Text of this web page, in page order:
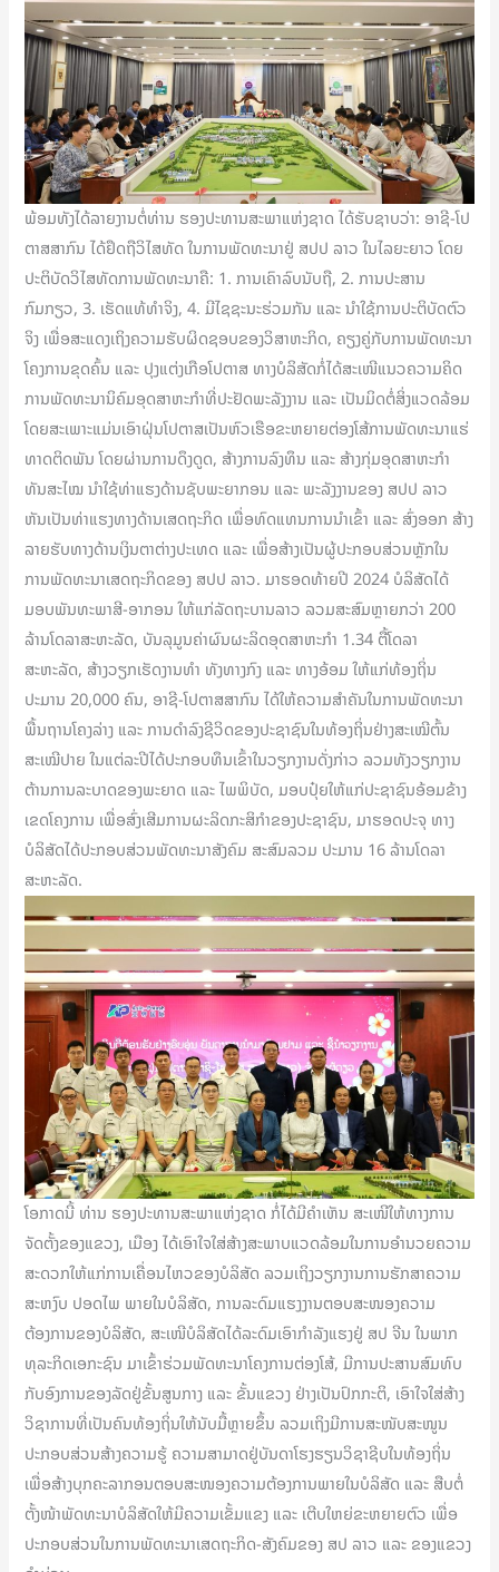
ພ້ອມທັງໄດ້ລາຍງານຕໍ່ທ່ານ ຮອງປະທານສະພາແຫ່ງຊາດ ໄດ້ຮັບຊາບວ່າ: ອາຊີ-ໂປ
ຕາສສາກົນ ໄດ້ຢຶດຖືວິໄສທັດ ໃນການພັດທະນາຢູ່ ສປປ ລາວ ໃນໄລຍະຍາວ ໂດຍ
ປະຕິບັດວິໄສທັດການພັດທະນາຄື: 1. ການເຄົາລົບນັບຖື, 2. ການປະສານ
ກົມກຽວ, 3. ເຮັດແທ້ທຳຈິງ, 4. ມີໄຊຊະນະຮ່ວມກັນ ແລະ ນໍາໃຊ້ການປະຕິບັດຕົວ
ຈິງ ເພື່ອສະແດງເຖິງຄວາມຮັບຜິດຊອບຂອງວິສາຫະກິດ, ຄຽງຄູ່ກັບການພັດທະນາ
ໂຄງການຂຸດຄົ້ນ ແລະ ປຸງແຕ່ງເກືອໂປຕາສ ທາງບໍລິສັດກໍ່ໄດ້ສະເໜີແນວຄວາມຄິດ
ການພັດທະນານິຄົມອຸດສາຫະກຳທີ່ປະຢັດພະລັງງານ ແລະ ເປັນມິດຕໍ່ສິ່ງແວດລ້ອມ
ໂດຍສະເພາະແມ່ນເອົາຝຸ່ນໂປຕາສເປັນຫົວເຮືອຂະຫຍາຍຕ່ອງໂສ້ການພັດທະນາແຮ່
ທາດຕິດພັນ ໂດຍຜ່ານການດຶງດູດ, ສ້າງການລົງທຶນ ແລະ ສ້າງກຸ່ມອຸດສາຫະກຳ
ທັນສະໄໝ ນໍາໃຊ້ທ່າແຮງດ້ານຊັບພະຍາກອນ ແລະ ພະລັງງານຂອງ ສປປ ລາວ
ຫັນເປັນທ່າແຮງທາງດ້ານເສດຖະກິດ ເພື່ອທົດແທນການນໍາເຂົ້າ ແລະ ສົ່ງອອກ ສ້າງ
ລາຍຮັບທາງດ້ານເງິນຕາຕ່າງປະເທດ ແລະ ເພື່ອສ້າງເປັນຜູ້ປະກອບສ່ວນຫຼັກໃນ
ການພັດທະນາເສດຖະກິດຂອງ ສປປ ລາວ. ມາຮອດທ້າຍປີ 2024 ບໍລິສັດໄດ້
ມອບພັນທະພາສີ-ອາກອນ ໃຫ້ແກ່ລັດຖະບານລາວ ລວມສະສົມຫຼາຍກວ່າ 200
ລ້ານໂດລາສະຫະລັດ, ບັນລຸມູນຄ່າຜົນຜະລິດອຸດສາຫະກຳ 1.34 ຕື້ໂດລາ
ສະຫະລັດ, ສ້າງວຽກເຮັດງານທໍາ ທັງທາງກົງ ແລະ ທາງອ້ອມ ໃຫ້ແກ່ທ້ອງຖິ່ນ
ປະມານ 20,000 ຄົນ, ອາຊີ-ໂປຕາສສາກົນ ໄດ້ໃຫ້ຄວາມສໍາຄັນໃນການພັດທະນາ
ພື້ນຖານໂຄງລ່າງ ແລະ ການດຳລົງຊີວິດຂອງປະຊາຊົນໃນທ້ອງຖິ່ນຢ່າງສະເໝີຕົ້ນ
ສະເໝີປາຍ ໃນແຕ່ລະປີໄດ້ປະກອບທຶນເຂົ້າໃນວຽກງານດັ່ງກ່າວ ລວມທັງວຽກງານ
ຕ້ານການລະບາດຂອງພະຍາດ ແລະ ໄພພິບັດ, ມອບປຸ໋ຍໃຫ້ແກ່ປະຊາຊົນອ້ອມຂ້າງ
ເຂດໂຄງການ ເພື່ອສົ່ງເສີມການຜະລິດກະສິກຳຂອງປະຊາຊົນ, ມາຮອດປະຈຸ ທາງ
ບໍລິສັດໄດ້ປະກອບສ່ວນພັດທະນາສັງຄົມ ສະສົມລວມ ປະມານ 16 ລ້ານໂດລາ
ສະຫະລັດ.
ໂອກາດນີ້ ທ່ານ ຮອງປະທານສະພາແຫ່ງຊາດ ກໍ່ໄດ້ມີຄໍາເຫັນ ສະເໜີໃຫ້ທາງການ
ຈັດຕັ້ງຂອງແຂວງ, ເມືອງ ໄດ້ເອົາໃຈໃສ່ສ້າງສະພາບແວດລ້ອມໃນການອຳນວຍຄວາມ
ສະດວກໃຫ້ແກ່ການເຄື່ອນໄຫວຂອງບໍລິສັດ ລວມເຖິງວຽກງານການຮັກສາຄວາມ
ສະຫງົບ ປອດໄພ ພາຍໃນບໍລິສັດ, ການລະດົມແຮງງານຕອບສະໜອງຄວາມ
ຕ້ອງການຂອງບໍລິສັດ, ສະເໜີບໍລິສັດໄດ້ລະດົມເອົາກຳລັງແຮງຢູ່ ສປ ຈີນ ໃນພາກ
ທຸລະກິດເອກະຊົນ ມາເຂົ້າຮ່ວມພັດທະນາໂຄງການຕ່ອງໂສ້, ມີການປະສານສົມທົບ
ກັບອົງການຂອງລັດຢູ່ຂັ້ນສູນກາງ ແລະ ຂັ້ນແຂວງ ຢ່າງເປັນປົກກະຕິ, ເອົາໃຈໃສ່ສ້າງ
ວິຊາການທີ່ເປັນຄົນທ້ອງຖິ່ນໃຫ້ນັບມື້ຫຼາຍຂຶ້ນ ລວມເຖິງມີການສະໜັບສະໜູນ
ປະກອບສ່ວນສ້າງຄວາມຮູ້ ຄວາມສາມາດຢູ່ບັນດາໂຮງຮຽນວິຊາຊີບໃນທ້ອງຖິ່ນ
ເພື່ອສ້າງບຸກຄະລາກອນຕອບສະໜອງຄວາມຕ້ອງການພາຍໃນບໍລິສັດ ແລະ ສືບຕໍ່
ຕັ້ງໜ້າພັດທະນາບໍລິສັດໃຫ້ມີຄວາມເຂັ້ມແຂງ ແລະ ເຕີບໃຫຍ່ຂະຫຍາຍຕົວ ເພື່ອ
ປະກອບສ່ວນໃນການພັດທະນາເສດຖະກິດ-ສັງຄົມຂອງ ສປ ລາວ ແລະ ຂອງແຂວງ